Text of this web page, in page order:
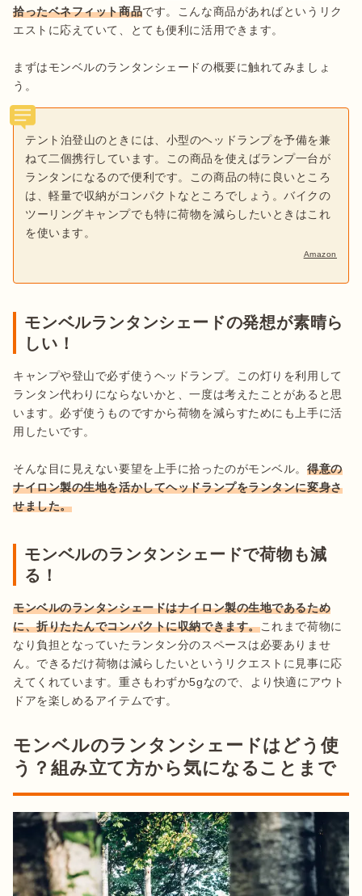
拾ったベネフィット商品です。こんな商品があればというリク
エストに応えていて、とても便利に活用できます。
まずはモンベルのランタンシェードの概要に触れてみましょ
う。
テント泊登山のときには、小型のヘッドランプを予備を兼
ねて二個携行しています。この商品を使えばランプ一台が
ランタンになるので便利です。この商品の特に良いところ
は、軽量で収納がコンパクトなところでしょう。バイクの
ツーリングキャンプでも特に荷物を減らしたいときはこれ
を使います。
Amazon
モンベルランタンシェードの発想が素晴ら
しい！
キャンプや登山で必ず使うヘッドランプ。この灯りを利用して
ランタン代わりにならないかと、一度は考えたことがあると思
います。必ず使うものですから荷物を減らすためにも上手に活
用したいです。
そんな目に見えない要望を上手に拾ったのがモンベル。 得意の
ナイロン製の生地を活かしてヘッドランプをランタンに変身さ
せました。
モンベルのランタンシェードで荷物も減
る！
モンベルのランタンシェードはナイロン製の生地であるため
に、折りたたんでコンパクトに収納できます。これまで荷物に
なり負担となっていたランタン分のスペースは必要ありませ
ん。できるだけ荷物は減らしたいというリクエストに見事に応
えてくれています。重さもわずか5gなので、より快適にアウト
ドアを楽しめるアイテムです。
モンベルのランタンシェードはどう使
う？組み立て方から気になることまで